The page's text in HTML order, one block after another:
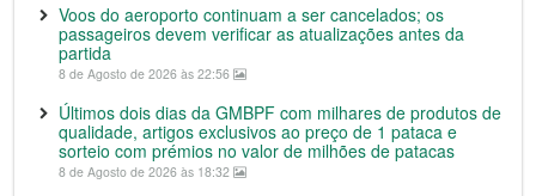
Voos do aeroporto continuam a ser cancelados; os
passageiros devem verificar as atualizações antes da
partida
8 de Agosto de 2026 às 22:56
Últimos dois dias da GMBPF com milhares de produtos de
qualidade, artigos exclusivos ao preço de 1 pataca e
sorteio com prémios no valor de milhões de patacas
8 de Agosto de 2026 às 18:32